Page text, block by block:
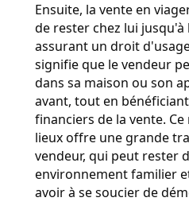
Ensuite, la vente en
de rester chez lui jusqu'à
assurant un droit
signifie que le vendeur
dans sa maison ou son
avant, tout en
financiers de la vente.
lieux offre une grande
vendeur, qui peut rester
environnement familier
avoir à se soucier de